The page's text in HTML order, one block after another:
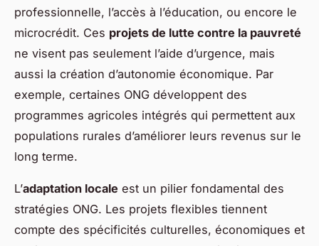
professionnelle, l’accès à l’éducation, ou encore le
microcrédit. Ces projets de lutte contre la pauvreté
ne visent pas seulement l’aide d’urgence, mais
aussi la création d’autonomie économique. Par
exemple, certaines ONG développent des
programmes agricoles intégrés qui permettent aux
populations rurales d’améliorer leurs revenus sur le
long terme.
L’adaptation locale est un pilier fondamental des
stratégies ONG. Les projets flexibles tiennent
compte des spécificités culturelles, économiques et